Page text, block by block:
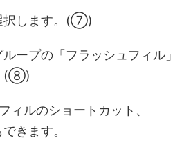
択します。(⑦)
ループの「フラッシュフィル」
(⑧)
ィルのショートカット、
きます。